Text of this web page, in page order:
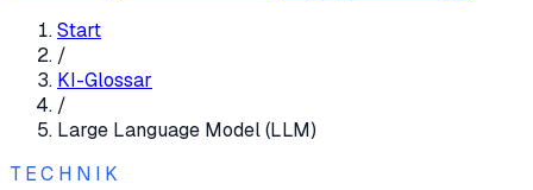
Start
/
KI-Glossar
/
Large Language Model (LLM)
TECHNIK